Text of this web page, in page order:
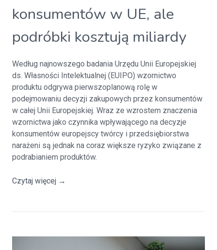
konsumentów w UE, ale
podróbki kosztują miliardy
Według najnowszego badania Urzędu Unii Europejskiej
ds. Własności Intelektualnej (EUIPO) wzornictwo
produktu odgrywa pierwszoplanową rolę w
podejmowaniu decyzji zakupowych przez konsumentów
w całej Unii Europejskiej. Wraz ze wzrostem znaczenia
wzornictwa jako czynnika wpływającego na decyzje
konsumentów europejscy twórcy i przedsiębiorstwa
narażeni są jednak na coraz większe ryzyko związane z
podrabianiem produktów.
Czytaj więcej →